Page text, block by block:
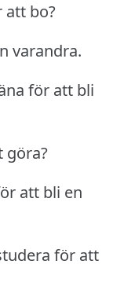
att bo?
varandra.
för att bli
göra?
att bli en
för att